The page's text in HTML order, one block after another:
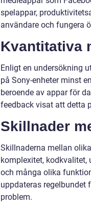
spelappar,
användare och fungera
Kvantitativa
Enligt en undersökning
på Sony-enheter minst
beroende av appar för
feedback visat att detta
Skillnader
Skillnaderna mellan
komplexitet,
och många olika
uppdateras regelbundet
problem.